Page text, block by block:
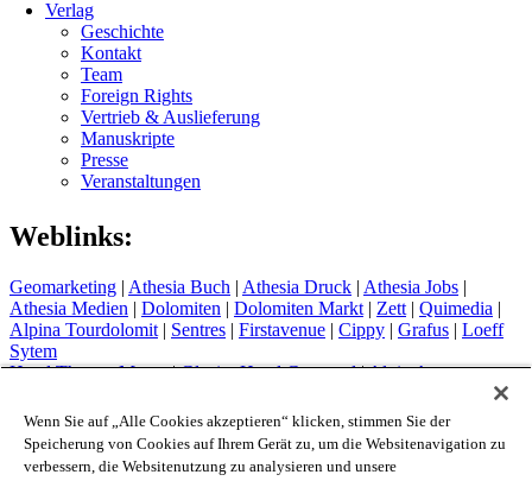
Verlag
Geschichte
Kontakt
Team
Foreign Rights
Vertrieb & Auslieferung
Manuskripte
Presse
Veranstaltungen
Weblinks:
Geomarketing | Athesia Buch | Athesia Druck | Athesia Jobs |
Athesia Medien | Dolomiten | Dolomiten Markt | Zett | Quimedia |
Alpina Tourdolomit | Sentres | Firstavenue | Cippy | Grafus | Loeff
Sytem
Hotel Therme Meran|Glacier Hotel Grawand|Alpin Arena
Impressum
Privacy Policy
Wenn Sie auf „Alle Cookies akzeptieren“ klicken, stimmen Sie der
Speicherung von Cookies auf Ihrem Gerät zu, um die Websitenavigation zu
verbessern, die Websitenutzung zu analysieren und unsere